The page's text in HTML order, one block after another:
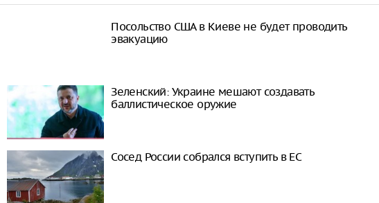
Посольство США в Киеве не будет проводить
эвакуацию
Зеленский: Украине мешают создавать
баллистическое оружие
Сосед России собрался вступить в ЕС